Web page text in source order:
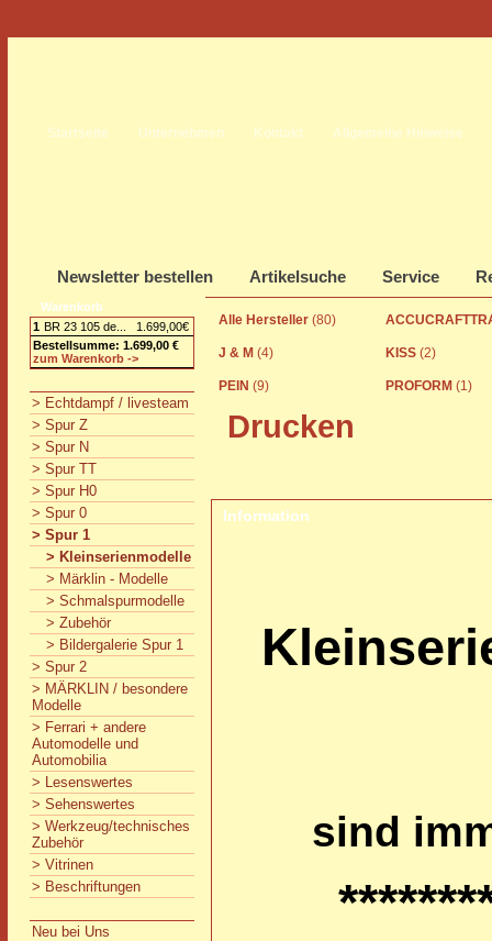
Startseite Unternehmen Kontakt Allgemeine Hinweise
Newsletter bestellen Artikelsuche Service
Warenkorb
1 BR 23 105 de...
1.699,00€
Bestellsumme: 1.699,00 €
zum Warenkorb ->
> Echtdampf / livesteam
> Spur Z
> Spur N
> Spur TT
> Spur H0
> Spur 0
> Spur 1
> Kleinserienmodelle
> Märklin - Modelle
> Schmalspurmodelle
> Zubehör
> Bildergalerie Spur 1
> Spur 2
> MÄRKLIN / besondere
Modelle
> Ferrari + andere
Automodelle und
Automobilia
> Lesenswertes
> Sehenswertes
> Werkzeug/technisches
Zubehör
> Vitrinen
> Beschriftungen
Neu bei Uns
Alle Hersteller (80)
J & M (4) KISS (2)
PEIN (9) PROFORM (1)
Drucken
Information
sind